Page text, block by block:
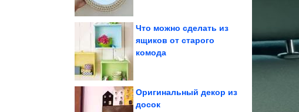
Что можно сделать из
ящиков от старого
комода
Оригинальный декор из
досок